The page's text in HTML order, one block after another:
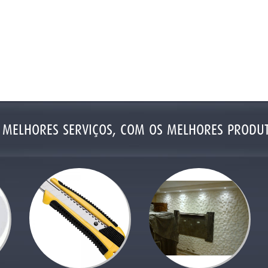
SERVIÇOS, COM OS MELHORES